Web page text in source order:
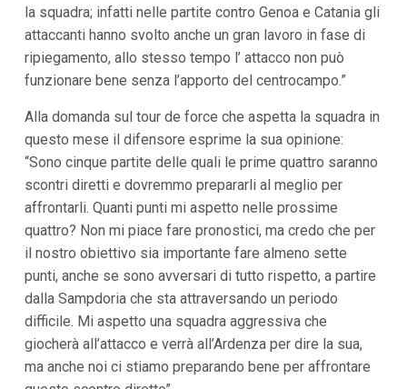
i
a
l
V
i
n
f
n
d
la squadra; infatti nelle partite contro Genoa e Catania gli
attaccanti hanno svolto anche un gran lavoro in fase di
ripiegamento, allo stesso tempo l’ attacco non può
funzionare bene senza l’apporto del centrocampo.”
Alla domanda sul tour de force che aspetta la squadra in
questo mese il difensore esprime la sua opinione:
“Sono cinque partite delle quali le prime quattro saranno
scontri diretti e dovremmo prepararli al meglio per
affrontarli. Quanti punti mi aspetto nelle prossime
quattro? Non mi piace fare pronostici, ma credo che per
il nostro obiettivo sia importante fare almeno sette
punti, anche se sono avversari di tutto rispetto, a partire
dalla Sampdoria che sta attraversando un periodo
difficile. Mi aspetto una squadra aggressiva che
giocherà all’attacco e verrà all’Ardenza per dire la sua,
ma anche noi ci stiamo preparando bene per affrontare